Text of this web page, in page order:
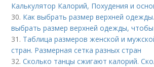
Калькулятор Калорий, Похудения и
30. Как выбрать размер верхней
выбрать размер верхней одежды, чтобы
31. Таблица размеров женской и
стран. Размерная сетка разных стран
32.Сколько танцы сжигают калорий.